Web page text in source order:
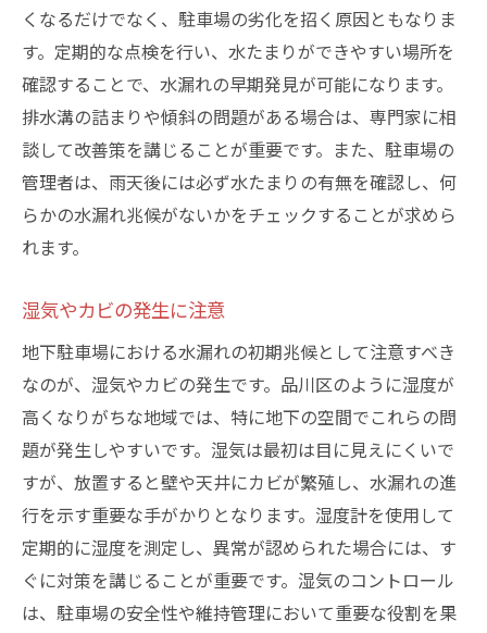
くなるだけでなく、駐車場の劣化を招く原因ともなりま
す。定期的な点検を行い、水たまりができやすい場所を
確認することで、水漏れの早期発見が可能になります。
排水溝の詰まりや傾斜の問題がある場合は、専門家に相
談して改善策を講じることが重要です。また、駐車場の
管理者は、雨天後には必ず水たまりの有無を確認し、何
らかの水漏れ兆候がないかをチェックすることが求めら
れます。
湿気やカビの発生に注意
地下駐車場における水漏れの初期兆候として注意すべき
なのが、湿気やカビの発生です。品川区のように湿度が
高くなりがちな地域では、特に地下の空間でこれらの問
題が発生しやすいです。湿気は最初は目に見えにくいで
すが、放置すると壁や天井にカビが繁殖し、水漏れの進
行を示す重要な手がかりとなります。湿度計を使用して
定期的に湿度を測定し、異常が認められた場合には、す
ぐに対策を講じることが重要です。湿気のコントロール
は、駐車場の安全性や維持管理において重要な役割を果